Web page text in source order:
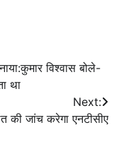
विश्वास बोले-
था
Next:
की जांच करेगा एनटीसीए